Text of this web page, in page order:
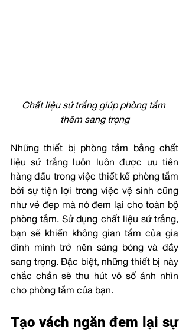
Chất liệu sứ trắng giúp phòng tắm
thêm sang trọng
Những thiết bị phòng tắm bằng chất
liệu sứ trắng luôn luôn được ưu tiên
hàng đầu trong việc thiết kế phòng tắm
bởi sự tiện lợi trong việc vệ sinh cũng
như vẻ đẹp mà nó đem lại cho toàn bộ
phòng tắm. Sử dụng chất liệu sứ trắng,
bạn sẽ khiến không gian tắm của gia
đình mình trở nên sáng bóng và đầy
sang trọng. Đặc biệt, những thiết bị này
chắc chắn sẽ thu hút vô số ánh nhìn
cho phòng tắm của bạn.
Tạo vách ngăn đem lại sự